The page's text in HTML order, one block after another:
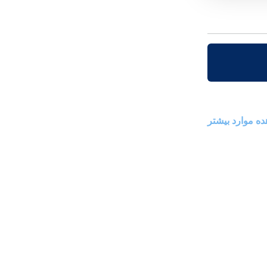
موارد بیشتر